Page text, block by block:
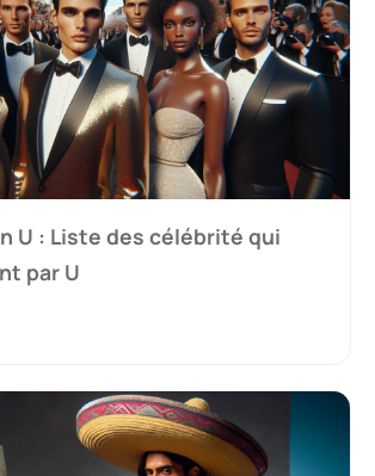
U : Liste des célébrité qui
par U